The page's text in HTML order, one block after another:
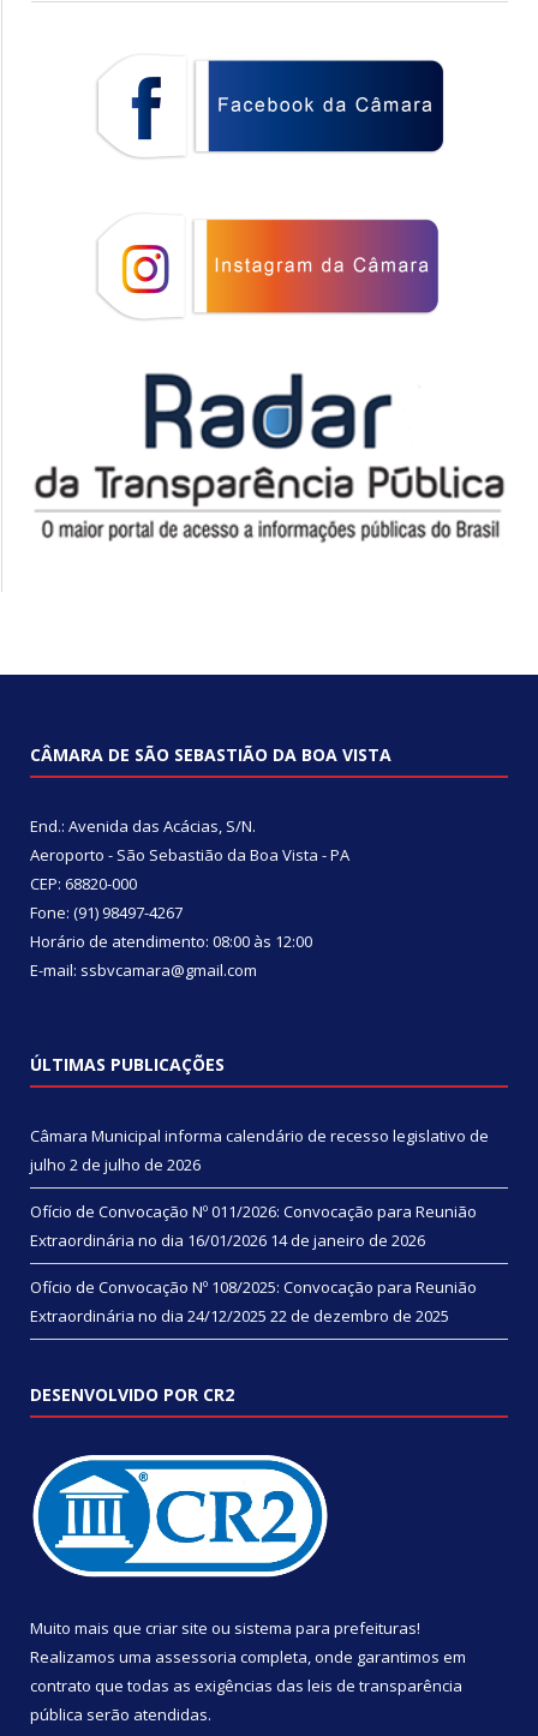
CÂMARA DE SÃO SEBASTIÃO DA BOA VISTA
End.: Avenida das Acácias, S/N.
Aeroporto - São Sebastião da Boa Vista - PA
CEP: 68820-000
Fone: (91) 98497-4267
Horário de atendimento: 08:00 às 12:00
E-mail: ssbvcamara@gmail.com
ÚLTIMAS PUBLICAÇÕES
Câmara Municipal informa calendário de recesso legislativo de
julho 2 de julho de 2026
Ofício de Convocação Nº 011/2026: Convocação para Reunião
Extraordinária no dia 16/01/2026 14 de janeiro de 2026
Ofício de Convocação Nº 108/2025: Convocação para Reunião
Extraordinária no dia 24/12/2025 22 de dezembro de 2025
DESENVOLVIDO POR CR2
Muito mais que criar site ou sistema para prefeituras!
Realizamos uma assessoria completa, onde garantimos em
contrato que todas as exigências das leis de transparência
pública serão atendidas.